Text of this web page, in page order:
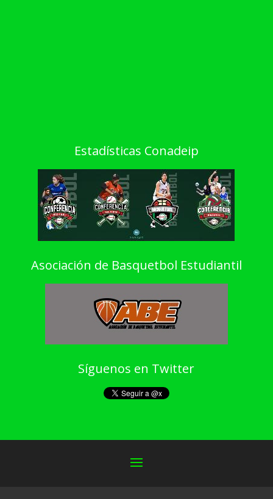
Estadísticas Conadeip
Asociación de Basquetbol Estudiantil
Síguenos en Twitter